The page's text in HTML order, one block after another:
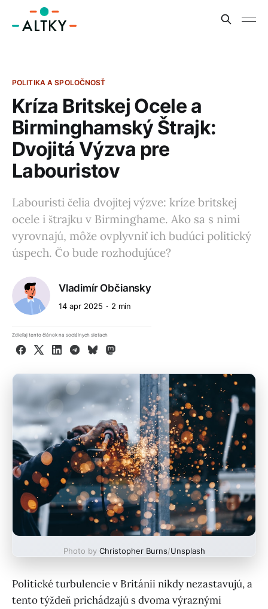
POLITIKA A SPOLOČNOSŤ
Kríza Britskej Ocele a
Birminghamský Štrajk:
Dvojitá Výzva pre
Labouristov
Labouristi čelia dvojitej výzve: kríze britskej
ocele i štrajku v Birminghame. Ako sa s nimi
vyrovnajú, môže ovplyvniť ich budúci politický
úspech. Čo bude rozhodujúce?
Vladimír Občiansky
14 apr 2025 2 min
Zdieľaj tento článok na sociálnych sieťach
Facebook
X LinkedInTelegram
BlueskyMastodon
Photo by Christopher Burns/Unsplash
Politické turbulencie v Británii nikdy nezastavujú, a
tento týždeň prichádzajú s dvoma výraznými